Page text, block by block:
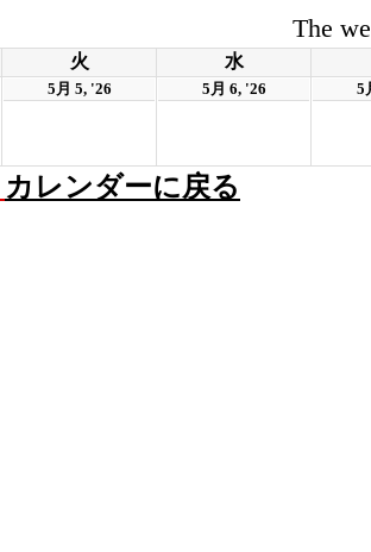
The
火 水
5月 5, '26 5月 6, '26 5
カレンダーに戻る